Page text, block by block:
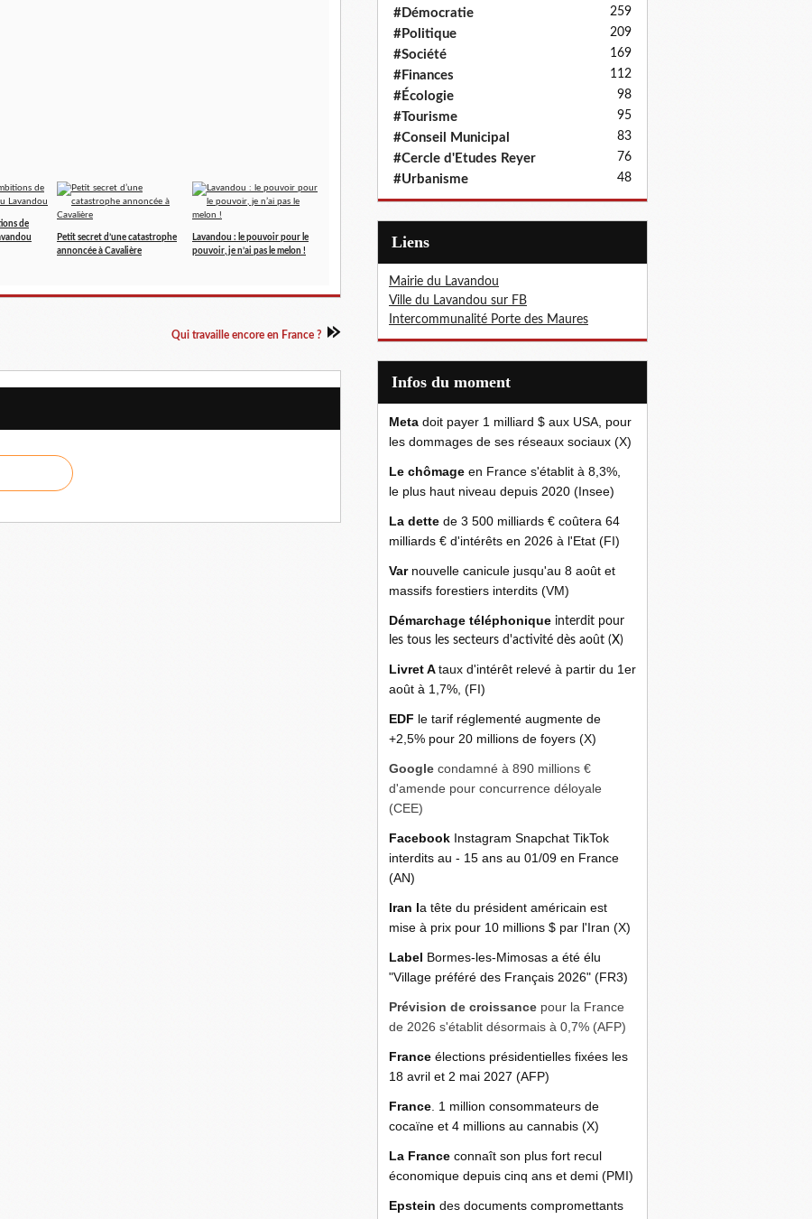
de
Petit secret d’une catastrophe
annoncée à Cavalière
Lavandou : le pouvoir pour le
pouvoir, je n’ai pas le melon !
Qui travaille encore en France ?
#Démocratie 259
#Politique 209
#Société 169
#Finances 112
#Écologie 98
#Tourisme 95
#Conseil Municipal 83
#Cercle d'Etudes Reyer 76
#Urbanisme 48
Liens
Mairie du Lavandou
Ville du Lavandou sur FB
Intercommunalité Porte des Maures
Infos du moment
Meta doit payer 1 milliard $ aux USA, pour
les dommages de ses réseaux sociaux (X)
Le chômage en France s'établit à 8,3%,
le plus haut niveau depuis 2020 (Insee)
La dette de 3 500 milliards € coûtera 64
milliards € d'intérêts en 2026 à l'Etat (FI)
Var nouvelle canicule jusqu'au 8 août et
massifs forestiers interdits (VM)
Démarchage téléphonique interdit pour
les tous les secteurs d'activité dès août (X)
Livret Ataux d'intérêt relevé à partir du 1er
août à 1,7%, (FI)
EDF le tarif réglementé augmente de
+2,5% pour 20 millions de foyers (X)
Google condamné à 890 millions €
d'amende pour concurrence déloyale
(CEE)
Facebook Instagram Snapchat TikTok
interdits au - 15 ans au 01/09 en France
(AN)
Iran la tête du président américain est
mise à prix pour 10 millions $ par l'Iran (X)
Label Bormes-les-Mimosas a été élu
"Village préféré des Français 2026" (FR3)
Prévision de croissance pour la France
de 2026 s'établit désormais à 0,7% (AFP)
France élections présidentielles fixées les
18 avril et 2 mai 2027 (AFP)
France . 1 million consommateurs de
cocaïne et 4 millions au cannabis (X)
La France connaît son plus fort recul
économique depuis cinq ans et demi (PMI)
Epstein des documents compromettants